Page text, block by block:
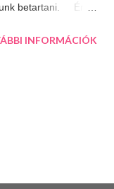
betartani. Én
tudok változtatni,
szolgál minden
INFORMÁCIÓK